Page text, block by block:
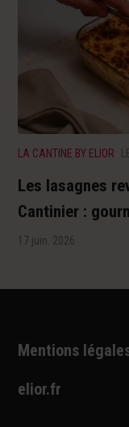
LA CANTINE BY ELIOR
Les lasagnes
Cantinier :
17 juin. 2026
Mentions
elior.fr